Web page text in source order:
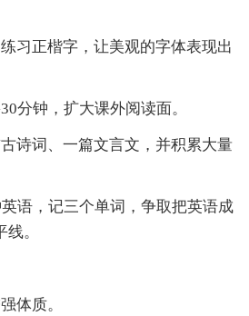
正楷字，让美观的字体表现出
钟，扩大课外阅读面。
词、一篇文言文，并积累大量
，记三个单词，争取把英语成
。
体质。